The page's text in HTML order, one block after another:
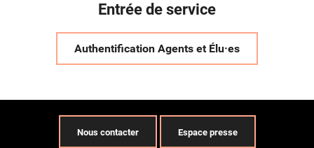
Entrée de service
Authentification Agents et Élu·es
Nous contacter Espace presse